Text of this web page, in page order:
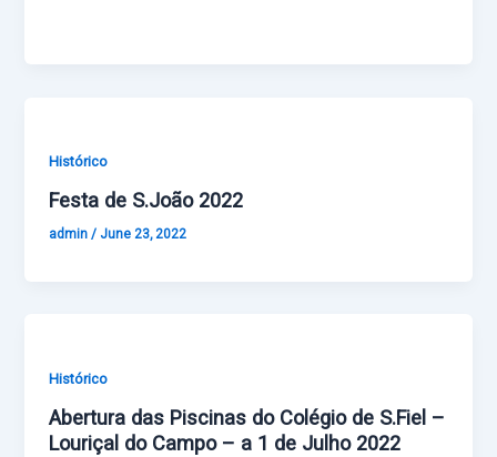
Histórico
Festa de S.João 2022
admin/ June 23, 2022
Histórico
Abertura das Piscinas do Colégio de S.Fiel –
Louriçal do Campo – a 1 de Julho 2022